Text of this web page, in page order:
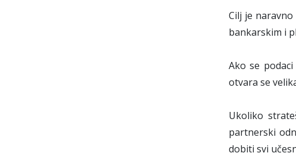
Cilj je
bankarskim i
Ako se
otvara se
Ukoliko
partnerski
dobiti svi